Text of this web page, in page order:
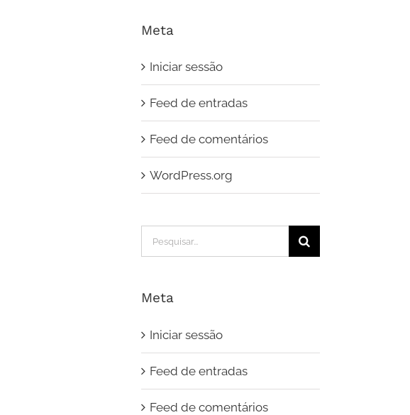
Meta
Iniciar sessão
Feed de entradas
Feed de comentários
WordPress.org
Pesquisar
Meta
Iniciar sessão
Feed de entradas
Feed de comentários